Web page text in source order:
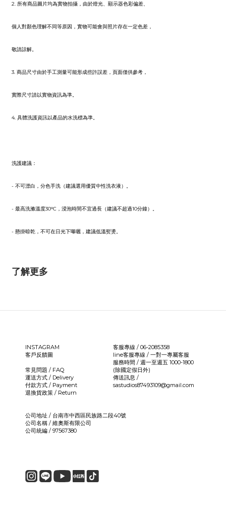
2. 所有商品圖片均為實物拍攝，由於燈光、顯示器色彩偏差、
個人對顏色理解不同等原因，實物可能會與照片存在一定色差，
敬請諒解。
3. 商品尺寸由於手工測量可能形成些許誤差，頁面僅供參考，
實際尺寸請以實物資訊為準。
4. 具體洗護資訊以產品的水洗標為準。
洗護建議：
- 不可漂白，分色手洗（建議選用優質中性洗衣液）。
- 最高洗滌溫度30°C，浸泡時間不宜過長（建議不超過10分鐘）。
- 懸掛晾乾，不可在日光下曝曬，建議低溫熨燙。
了解更多
INSTAGRAM
客戶反饋圖
常見問題 / FAQ
運送方式 / Delivery
付款方式 / Payment
退換貨政策 / Return
客服專線 / 06-2085358
line客服專線 / 一對一專屬客服
服務時間 / 週一至週五 1000-1800
(除國定假日外)
傳送訊息 /
sastudios87493109@gmail.com
公司地址 / 台南市中西區民族路二段40號
公司名稱 / 維奧斯有限公司
公司統編 / 97567380